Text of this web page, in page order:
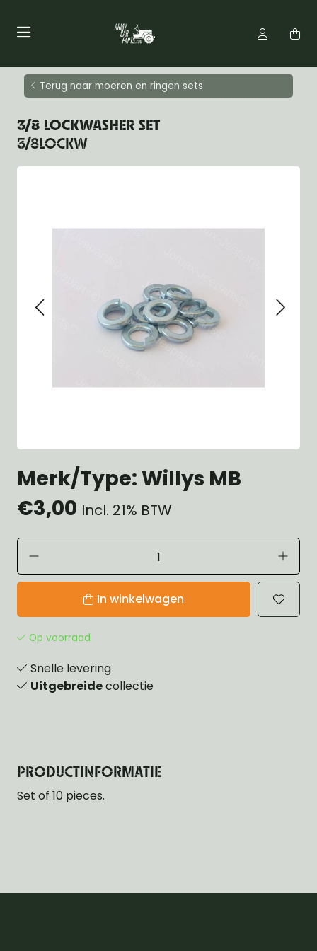
Terug naar moeren en ringen sets
3/8 LOCKWASHER SET
3/8LOCKW
Merk/Type: Willys MB
€3,00 Incl. 21% BTW
In winkelwagen
Op voorraad
Snelle levering
Uitgebreidecollectie
PRODUCTINFORMATIE
Set of 10 pieces.